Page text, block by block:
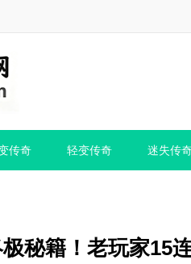
传奇 轻变传奇 迷失传
秘籍！老玩家15